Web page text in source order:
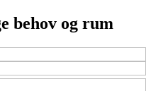
behov og rum